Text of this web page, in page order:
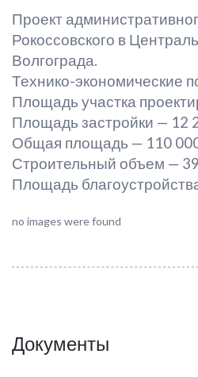
Проект
Рокоссовского в
Волгограда.
Технико-экономические
Площадь участка
Площадь застройки — 12
Общая площадь — 110
Строительный объем —
Площадь
no images were found
Документы